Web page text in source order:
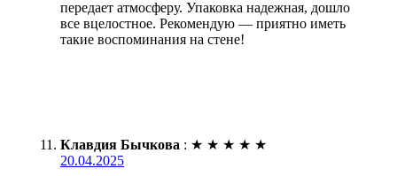
передает атмосферу. Упаковка надежная, дошло
все вцелостное. Рекомендую — приятно иметь
такие воспоминания на стене!
Клавдия Бычкова : ★ ★ ★ ★ ★
20.04.2025